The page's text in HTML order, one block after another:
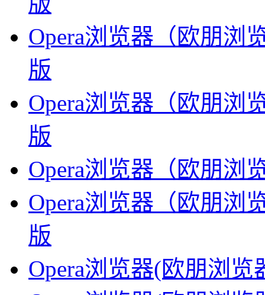
Opera浏览器（欧朋浏
版
Opera浏览器（欧朋浏
版
Opera浏览器（欧朋浏
Opera浏览器（欧朋浏
版
Opera浏览器(欧朋浏览